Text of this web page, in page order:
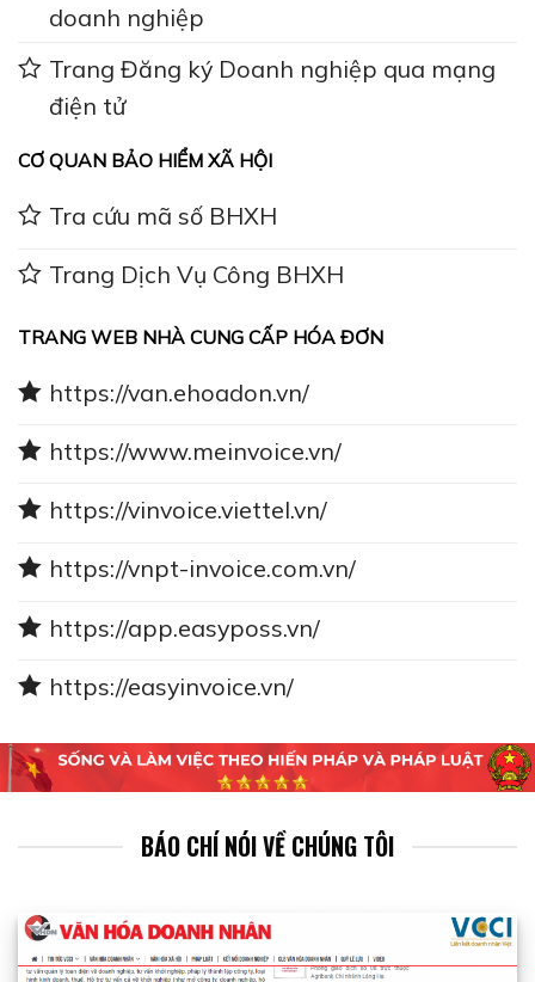
doanh nghiệp
Trang Đăng ký Doanh nghiệp qua mạng
điện tử
CƠ QUAN BẢO HIỂM XÃ HỘI
Tra cứu mã số BHXH
Trang Dịch Vụ Công BHXH
TRANG WEB NHÀ CUNG CẤP HÓA ĐƠN
https://van.ehoadon.vn/
https://www.meinvoice.vn/
https://vinvoice.viettel.vn/
https://vnpt-invoice.com.vn/
https://app.easyposs.vn/
https://easyinvoice.vn/
BÁO CHÍ NÓI VỀ CHÚNG TÔI